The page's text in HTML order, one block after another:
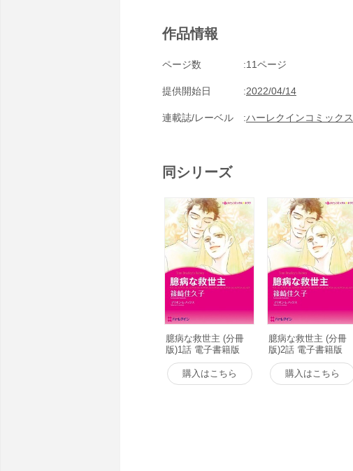
作品情報
ページ数 11ページ
提供開始日 2022/04/14
連載誌/レーベル ハーレクインコミックス
同シリーズ
臆病な救世主 (分冊
版)1話 電子書籍版
購入はこちら
臆病な救世主 (分冊
版)2話 電子書籍版
購入はこちら